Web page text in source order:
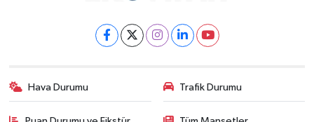
Hava Durumu Trafik Durumu